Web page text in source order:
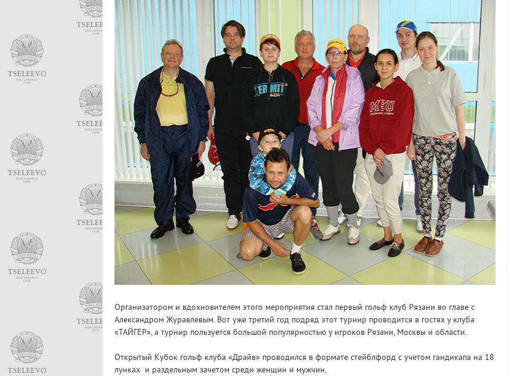
Организатором и вдохновителем этого мероприятия стал первый гольф клуб Рязани во главе с
Александром Журавлевым. Вот уже третий год подряд этот турнир проводится в гостях у клуба
«ТАЙГЕР», а турнир пользуется большой популярностью у игроков Рязани, Москвы и области.
Открытый Кубок гольф клуба «Драйв» проводился в формате стейблфорд с учетом гандикапа на 18
лунках и раздельным зачетом среди женщин и мужчин.